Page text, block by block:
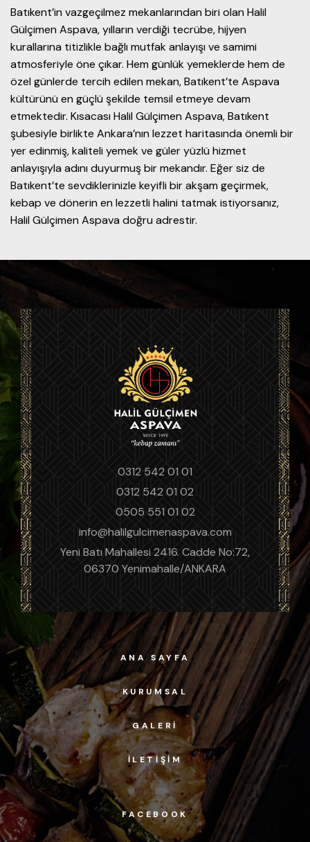
Batıkent’in vazgeçilmez mekanlarından biri olan Halil
Gülçimen Aspava, yılların verdiği tecrübe, hijyen
kurallarına titizlikle bağlı mutfak anlayışı ve samimi
atmosferiyle öne çıkar. Hem günlük yemeklerde hem de
özel günlerde tercih edilen mekan, Batıkent’te Aspava
kültürünü en güçlü şekilde temsil etmeye devam
etmektedir. Kısacası Halil Gülçimen Aspava, Batıkent
şubesiyle birlikte Ankara’nın lezzet haritasında önemli bir
yer edinmiş, kaliteli yemek ve güler yüzlü hizmet
anlayışıyla adını duyurmuş bir mekandır. Eğer siz de
Batıkent’te sevdiklerinizle keyifli bir akşam geçirmek,
kebap ve dönerin en lezzetli halini tatmak istiyorsanız,
Halil Gülçimen Aspava doğru adrestir.
0312 542 01 01
0312 542 01 02
0505 551 01 02
info@halilgulcimenaspava.com
Yeni Batı Mahallesi 2416. Cadde No:72,
06370 Yenimahalle/ANKARA
ANA SAYFA
KURUMSAL
GALERI
İLETIŞIM
FACEBOOK